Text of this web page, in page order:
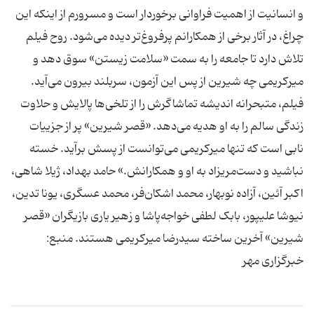
و انسانیت از اهمیت فراوانی برخوردار است و مسرورم از اینکه این
چراغ، در آثار برخی از همکارانم پرفروغ‌تر دیده می‌شود. روح فیلم
تلاش دارد تا جامعه را به سمت «سلامت زیستن» سوق دهد و
میرکریمی چه شیرین از پس این آزمون‌، سربلند بیرون می‌آید.
فیلم، متبحرانه اندیشه تماشاگرش را از تلخی‌ها پالایش و حلاوت
زندگی سالم را به او هدیه می‌دهد. «قصر شیرین» پر از جزییات
نابی‌ است که تنها میرکریمی می‌توانست از پسش برآید. خسته
نباشید و دست‌مریزاد به او و همکارانش‌.» حامد بهداد، ژیلا شاهی،
اکبر آئین، آزاده نوبهار، محمد اشکان‌فر، محمد عسگری، یونا تدین،
نیوشا علیپور، بابک لطفی خواجه‌پاشا و زهیر یاری بازیگران «قصر
شیرین» آخرین ساخته سیدرضا میرکریمی هستند. منبع:
خبرگزاری مهر